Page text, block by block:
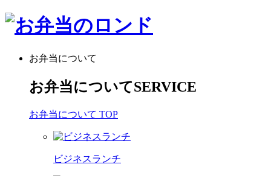
お弁当について
お弁当についてSERVICE
お弁当について TOP
ビジネスランチ